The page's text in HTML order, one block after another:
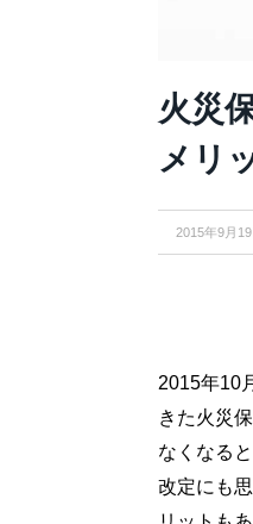
火災
メリ
2015年9月19
2015年10
きた火災
なくなる
改定にも